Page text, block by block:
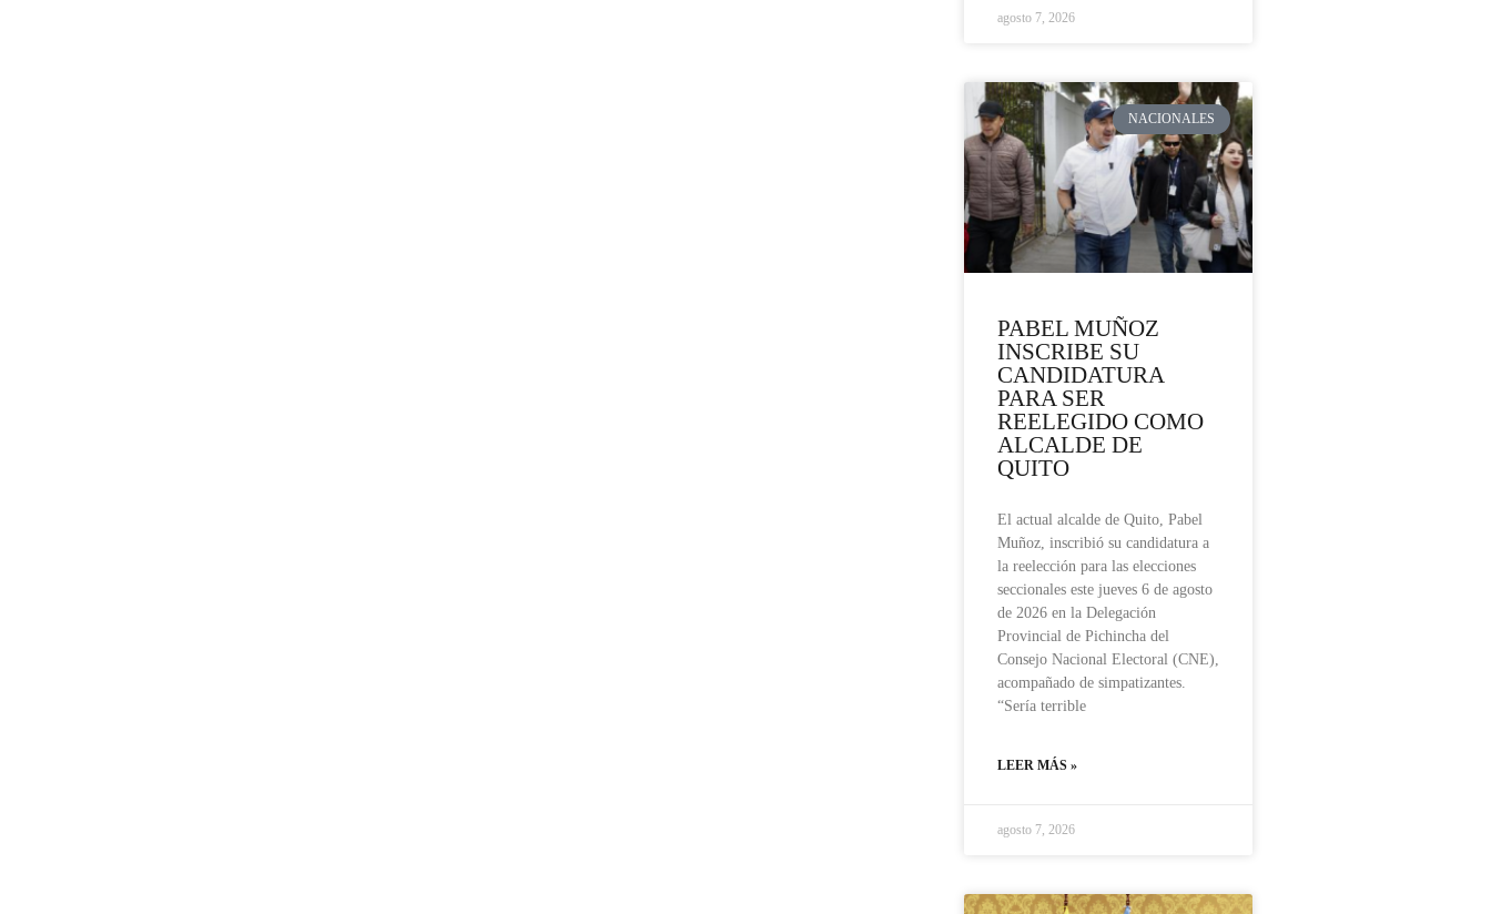
agosto 7, 2026
NACIONALES
PABEL MUÑOZ
INSCRIBE SU
CANDIDATURA
PARA SER
REELEGIDO COMO
ALCALDE DE
QUITO
El actual alcalde de Quito, Pabel
Muñoz, inscribió su candidatura a
la reelección para las elecciones
seccionales este jueves 6 de agosto
de 2026 en la Delegación
Provincial de Pichincha del
Consejo Nacional Electoral (CNE),
acompañado de simpatizantes.
“Sería terrible
LEER MÁS »
agosto 7, 2026